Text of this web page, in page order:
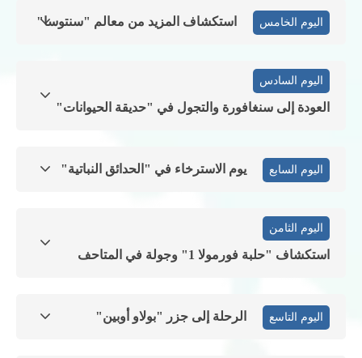
اليوم الخامس استكشاف المزيد من معالم "سنتوسا"
اليوم السادس
العودة إلى سنغافورة والتجول في "حديقة الحيوانات"
اليوم السابع يوم الاسترخاء في "الحدائق النباتية"
اليوم الثامن
استكشاف "حلبة فورمولا 1" وجولة في المتاحف
اليوم التاسع الرحلة إلى جزر "بولاو أوبين"